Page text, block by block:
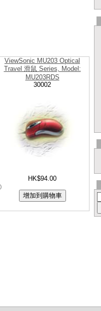
ViewSonic MU203 Optical
Travel 滑鼠 Series, Model:
MU203RDS
30002
HK$94.00